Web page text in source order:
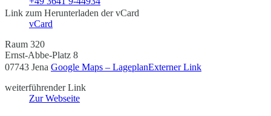
Link zum Herunterladen der vCard
vCard
Raum 320
Ernst-Abbe-Platz 8
07743 Jena Google Maps – LageplanExterner Link
weiterführender Link
Zur Webseite